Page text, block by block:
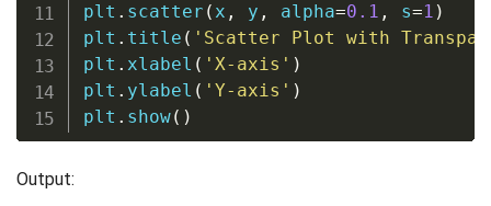
plt . scatter ( x , y , alpha=0.1 , s=1 )
plt . title ( 'Scatter Plot with
plt . xlabel ( 'X-axis' )
plt . ylabel ( 'Y-axis' )
plt . show( )
Output: